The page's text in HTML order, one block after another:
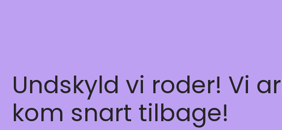
Undskyld vi roder! Vi
kom snart tilbage!